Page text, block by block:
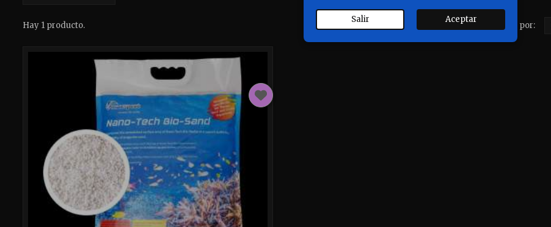
Hay 1 producto. Ordenar por:
Salir Aceptar